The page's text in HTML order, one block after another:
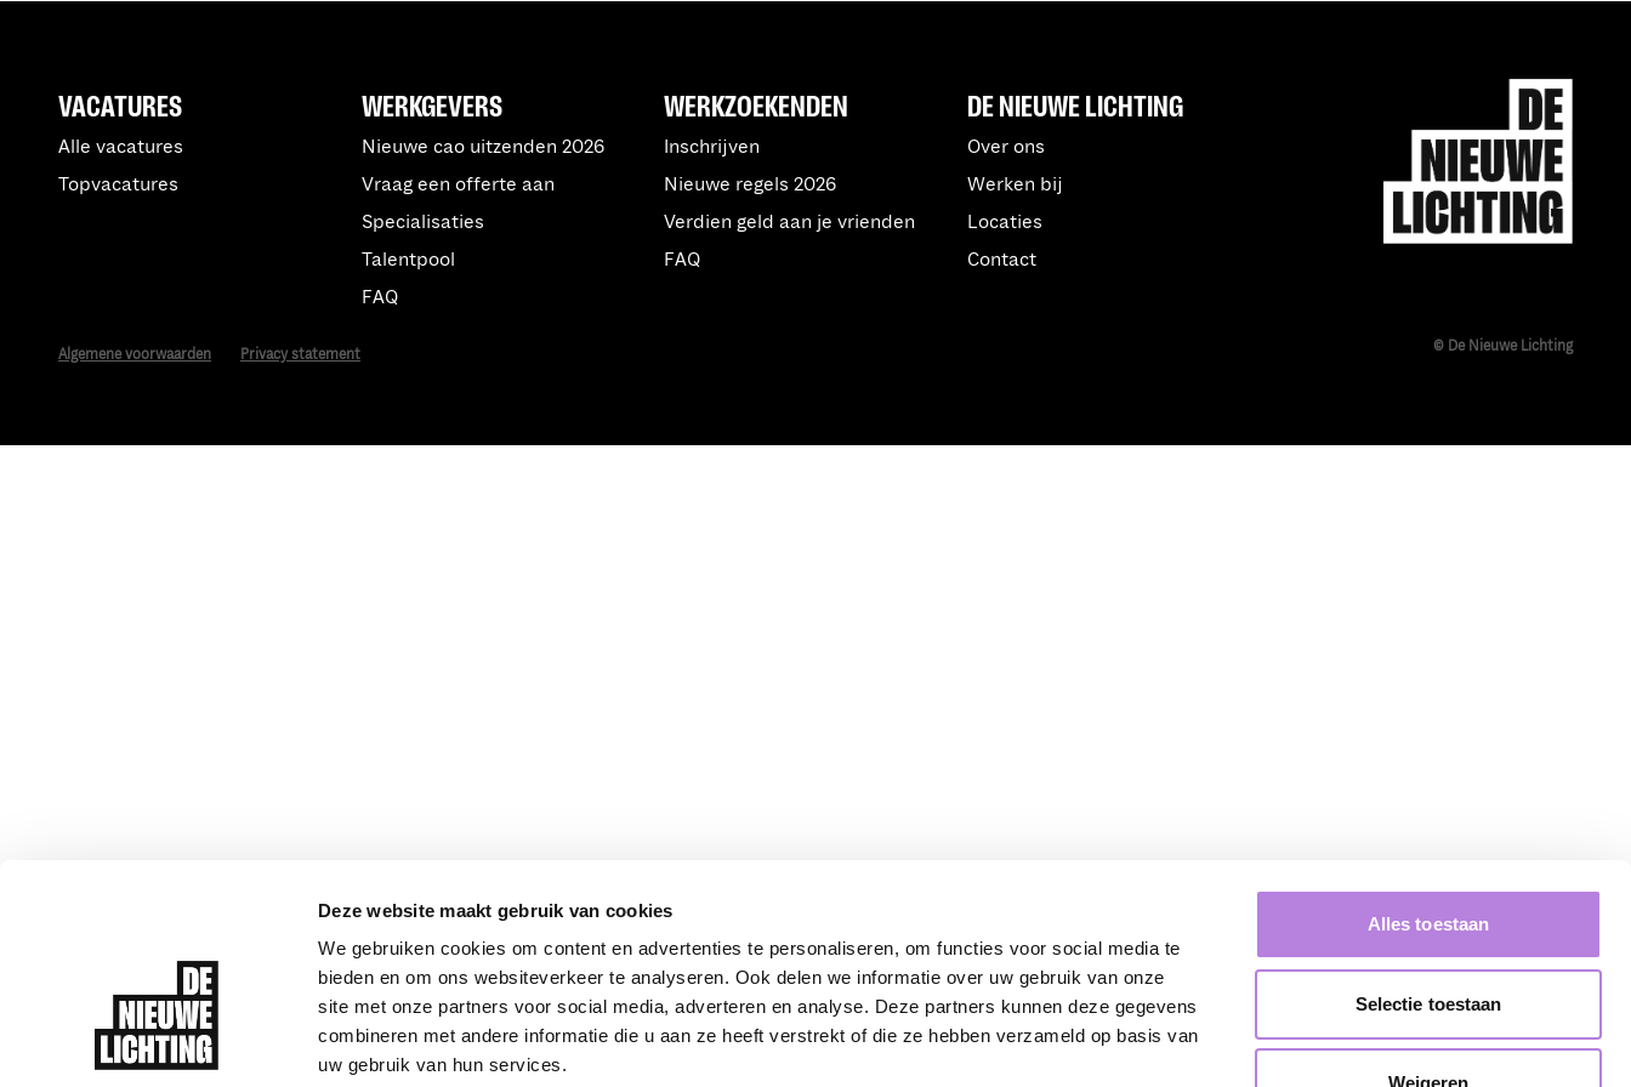
Deze website maakt gebruik van cookies
We gebruiken cookies om content en advertenties te personaliseren, om functies voor social media te
bieden en om ons websiteverkeer te analyseren. Ook delen we informatie over uw gebruik van onze
site met onze partners voor social media, adverteren en analyse. Deze partners kunnen deze gegevens
combineren met andere informatie die u aan ze heeft verstrekt of die ze hebben verzameld op basis van
uw gebruik van hun services.
Alles toestaan
Selectie toestaan
Weigeren
DE NIEUWE LICHTING
Over ons
Werken bij
Locaties
Contact
WERKZOEKENDEN
Inschrijven
Nieuwe regels 2026
Verdien geld aan je vrienden
FAQ
WERKGEVERS
Nieuwe cao uitzenden 2026
Vraag een offerte aan
Specialisaties
Talentpool
FAQ
VACATURES
Alle vacatures
Topvacatures
Algemene voorwaarden Privacy statement © De Nieuwe Lichting